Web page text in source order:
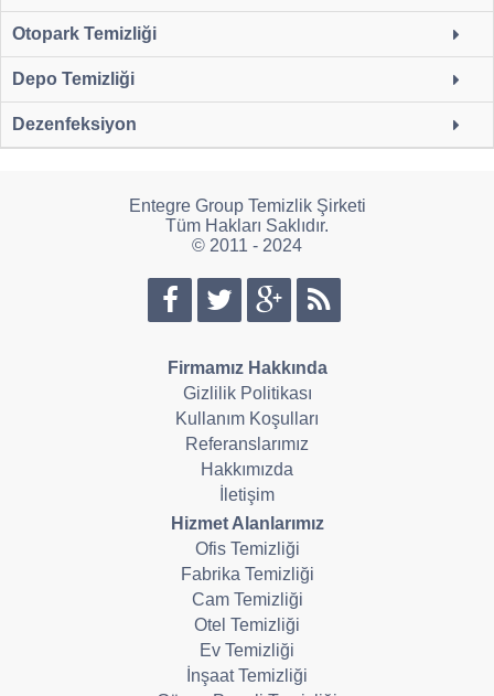
Otopark Temizliği
Depo Temizliği
Dezenfeksiyon
Entegre Group Temizlik Şirketi
Tüm Hakları Saklıdır.
© 2011 - 2024
Firmamız Hakkında
Gizlilik Politikası
Kullanım Koşulları
Referanslarımız
Hakkımızda
İletişim
Hizmet Alanlarımız
Ofis Temizliği
Fabrika Temizliği
Cam Temizliği
Otel Temizliği
Ev Temizliği
İnşaat Temizliği